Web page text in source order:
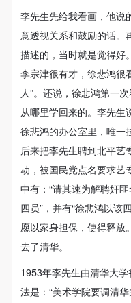
李先生先给我看画，他说
意透视关系和鼓励的话。
描述的，当时就是觉得好
李宗津很有才，徐悲鸿很
人”。还说，徐悲鸿第一
从哪里学回来的。李先生
徐悲鸿的办公室里，唯一
后来把李先生聘到北平艺
动，被国民党点名要求艺
中有：“请其速为解聘奸
四员”，并有“徐悲鸿以该
愿以家身担保，使得释放
去了清华。
1953年李先生由清华大
法是：“美术学院要调清